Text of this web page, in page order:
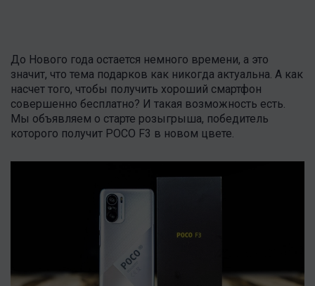
До Нового года остается немного времени, а это
значит, что тема подарков как никогда актуальна. А как
насчет того, чтобы получить хороший смартфон
совершенно бесплатно? И такая возможность есть.
Мы объявляем о старте розыгрыша, победитель
которого получит POCO F3 в новом цвете.